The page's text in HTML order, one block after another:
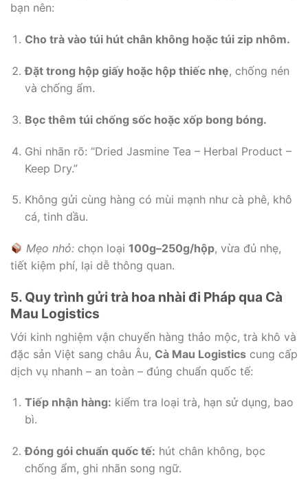
bạn nên:
Cho trà vào túi hút chân không hoặc túi zip nhôm.
Đặt trong hộp giấy hoặc hộp thiếc nhẹ, chống nén
và chống ẩm.
Bọc thêm túi chống sốc hoặc xốp bong bóng.
Ghi nhãn rõ: “Dried Jasmine Tea – Herbal Product –
Keep Dry.”
Không gửi cùng hàng có mùi mạnh như cà phê, khô
cá, tinh dầu.
Mẹo nhỏ: chọn loại100g–250g/hộp, vừa đủ nhẹ,
tiết kiệm phí, lại dễ thông quan.
5. Quy trình gửi trà hoa nhài đi Pháp qua Cà
Mau Logistics
Với kinh nghiệm vận chuyển hàng thảo mộc, trà khô và
đặc sản Việt sang châu Âu, Cà Mau Logistics cung cấp
dịch vụ nhanh – an toàn – đúng chuẩn quốc tế:
Tiếp nhận hàng: kiểm tra loại trà, hạn sử dụng, bao
bì.
Đóng gói chuẩn quốc tế: hút chân không, bọc
chống ẩm, ghi nhãn song ngữ.